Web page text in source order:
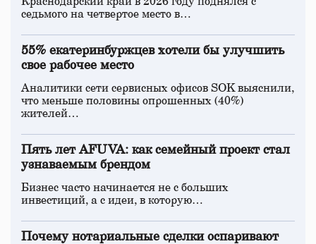
седьмого на четвертое место в…
55% екатеринбуржцев хотели бы улучшить
свое рабочее место
Аналитики сети сервисных офисов SOK выяснили,
что меньше половины опрошенных (40%)
жителей…
Пять лет AFUVA: как семейный проект стал
узнаваемым брендом
Бизнес часто начинается не с больших
инвестиций, а с идеи, в которую…
Почему нотариальные сделки оспаривают